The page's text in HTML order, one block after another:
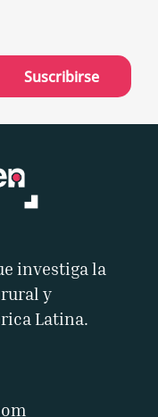
Suscribirse
investiga la
y
Latina.